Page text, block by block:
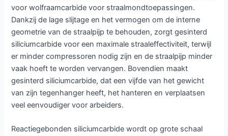
voor wolfraamcarbide voor straalmondtoepassingen.
Dankzij de lage slijtage en het vermogen om de interne
geometrie van de straalpijp te behouden, zorgt gesinterd
siliciumcarbide voor een maximale straaleffectiviteit, terwijl
er minder compressoren nodig zijn en de straalpijp minder
vaak hoeft te worden vervangen. Bovendien maakt
gesinterd siliciumcarbide, dat een vijfde van het gewicht
van zijn tegenhanger heeft, het hanteren en verplaatsen
veel eenvoudiger voor arbeiders.
Reactiegebonden siliciumcarbide wordt op grote schaal